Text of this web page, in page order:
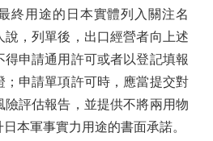
終用途的日本實體列入關注名
，列單後，出口經營者向上述
申請通用許可或者以登記填報
；申請單項許可時，應當提交對
評估報告，並提供不將兩用物
本軍事實力用途的書面承諾。